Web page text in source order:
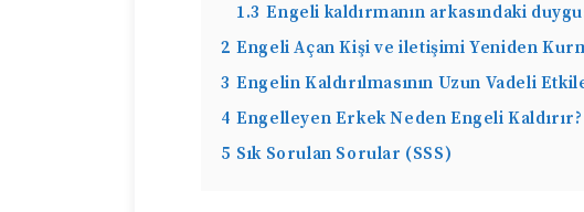
1.3 Engeli kaldırmanın arkasındaki
2 Engeli Açan Kişi ve iletişimi Yeniden
3 Engelin Kaldırılmasının Uzun Vadeli
4 Engelleyen Erkek Neden Engeli Kaldırır?
5 Sık Sorulan Sorular (SSS)